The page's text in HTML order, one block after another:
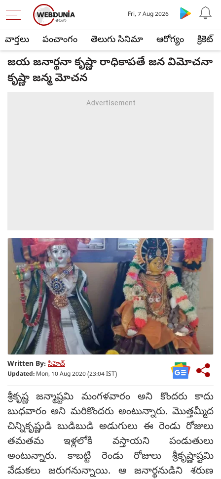
వార్తలు పంచాంగం తెలుగు సినిమా ఆరోగ్యం క్రికెట్
Fri, 7 Aug 2026
జయ జనార్థనా కృష్ణా రాధికాపతే జన విమోచనా
కృష్ణా జన్మ మోచన
Written By: సిహెచ్
Updated: Mon, 10 Aug 2020 (23:04 IST)
శ్రీకృష్ణ జన్మాష్టమి మంగళవారం అని కొందరు కాదు
బుధవారం అని మరికొందరు అంటున్నారు. మొత్తమ్మీద
చిన్నికృష్ణుడి బుడిబుడి అడుగులు ఈ రెండు రోజులు
తమతమ ఇళ్లలోకి వస్తాయని పండుతులు
అంటున్నారు. కాబట్టి రెండు రోజులు శ్రీకృష్ణాష్టమి
వేడుకలు జరుగనున్నాయి. ఆ జనార్థనుడిని శరుణ